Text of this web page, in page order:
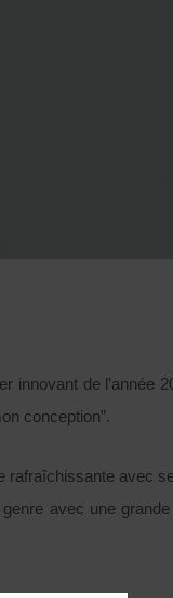
innovant de
conception”.
rafraîchissante avec
avec une